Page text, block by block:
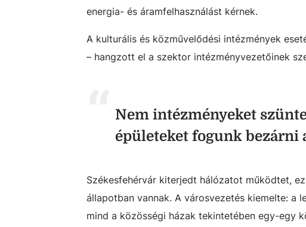
energia- és áramfelhasználást kérnek.
A kulturális és közművelődési intézmények
– hangzott el a szektor intézményvezetőinek
Nem intézményeket
épületeket fogunk bezárni
Székesfehérvár kiterjedt hálózatot működtet,
állapotban vannak. A városvezetés kiemelte: a
mind a közösségi házak tekintetében egy-egy